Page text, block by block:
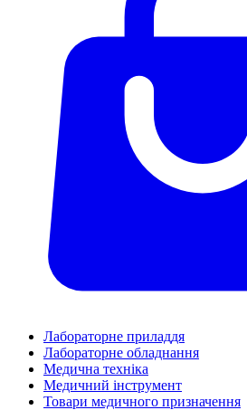
Лабораторне приладдя
Лабораторне обладнання
Медична техніка
Медичний інструмент
Товари медичного призначення